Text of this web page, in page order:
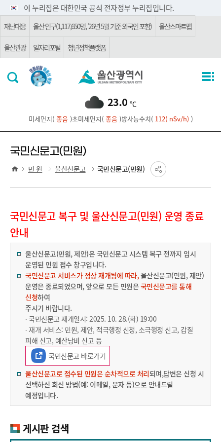
주요 메뉴로 건너뛰기
본문으로가기이 누리집은 대한민국 공식 전자정부 누리집입니다.
재난대응 울산 인구(1,117,650명, '26년 5월 기준 외국인 포함) 울산스마트맵
울산관광 일자리포털 청년정책플랫폼
23.0 ℃
미세먼지( 좋음)초미세먼지( 좋음)방사능수치(112( nSv/h) )
국민신문고(민원)
민 원 울산신문고 국민신문고(민원)
국민신문고 복구 및 울산신문고(민원) 운영 종료
안내
울산신문고(민원, 제안)은 국민신문고 시스템 복구 전까지 임시
운영된 민원 접수 창구입니다.
국민신문고 서비스가 정상 재개됨에 따라,울산신문고(민원, 제안)
운영은 종료되었으며, 앞으로 모든 민원은 국민신문고를 통해
신청하여
주시기 바랍니다.
∙ 국민신문고 재개일시: 2025. 10. 28.(화) 19:00
∙ 재개 서비스: 민원, 제안, 적극행정 신청, 소극행정 신고, 갑질
피해 신고, 예산낭비 신고 등
국민신문고 바로가기
울산신문고로 접수된 민원은 순차적으로 처리되며,답변은 신청 시
선택하신 회신 방법(예: 이메일, 문자 등)으로 안내드릴
예정입니다.
게시판 검색